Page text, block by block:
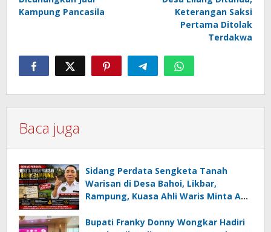
Kampung Pancasila
Keterangan Saksi
Pertama Ditolak
Terdakwa
Baca juga
Sidang Perdata Sengketa Tanah
Warisan di Desa Bahoi, Likbar,
Rampung, Kuasa Ahli Waris Minta APH
Korupsi Dandes
Bupati Franky Donny Wongkar Hadiri